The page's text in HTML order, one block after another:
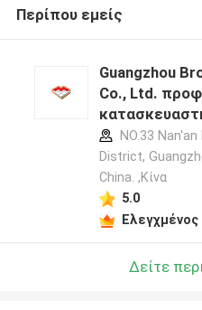
Περίπου εμείς
Guangzhou
Co., Ltd.
NO.33
District,
China. ,Κίνα
5.0
Δείτε